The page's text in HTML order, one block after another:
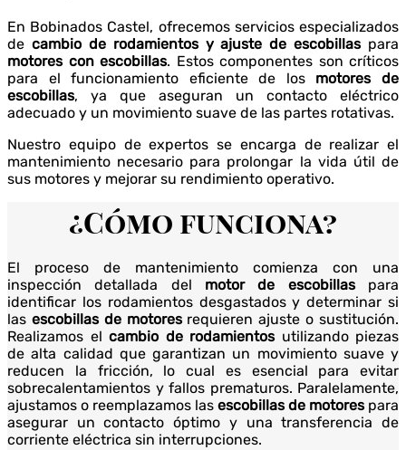
En Bobinados Castel, ofrecemos servicios especializados
de cambio de rodamientos y ajuste de escobillaspara
motores con escobillas. Estos componentes son críticos
para el funcionamiento eficiente de los motores de
escobillas, ya que aseguran un contacto eléctrico
adecuado y un movimiento suave de las partes rotativas.
Nuestro equipo de expertos se encarga de realizar el
mantenimiento necesario para prolongar la vida útil de
sus motores y mejorar su rendimiento operativo.
¿Cómo funciona?
El proceso de mantenimiento comienza con una
inspección detallada del motor de escobillaspara
identificar los rodamientos desgastados y determinar si
las escobillas de motoresrequieren ajuste o sustitución.
Realizamos el cambio de rodamientosutilizando piezas
de alta calidad que garantizan un movimiento suave y
reducen la fricción, lo cual es esencial para evitar
sobrecalentamientos y fallos prematuros. Paralelamente,
ajustamos o reemplazamos las escobillas de motorespara
asegurar un contacto óptimo y una transferencia de
corriente eléctrica sin interrupciones.